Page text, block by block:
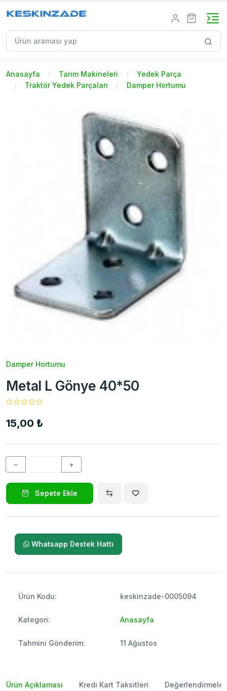
Anasayfa Tarım Makineleri
Yedek Parça
Traktör Yedek Parçaları
Damper Hortumu
Damper Hortumu
Metal L Gönye 40*50
15,00 ₺
− +
Sepete Ekle
Whatsapp Destek Hattı
Ürün Kodu: keskinzade-0005094
Kategori: Anasayfa
Tahmini Gönderim: 11 Ağustos
Ürün Açıklaması Kredi Kart Taksitleri Değerlendirmeler